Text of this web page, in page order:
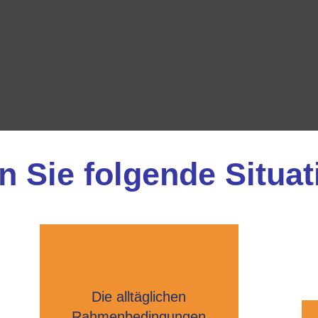
Sie folgende
Die alltäglichen